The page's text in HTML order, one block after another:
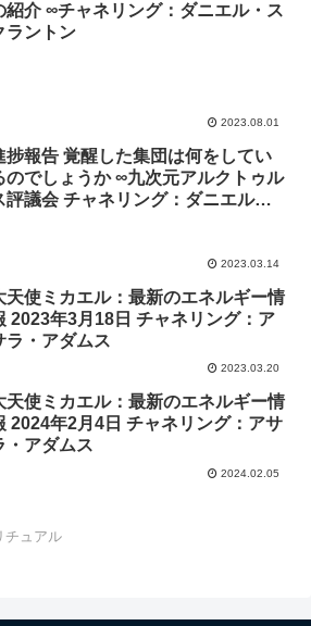
紹介 ∞チャネリング：ダニエル・ス
ラントン
2023.08.01
捗報告 覚醒した集団は何をしてい
のでしょうか ∞九次元アルクトゥル
評議会 チャネリング：ダニエル・
2023.03.14
天使ミカエル：最新のエネルギー情
2023年3月18日 チャネリング：ア
ラ・アダムス
2023.03.20
天使ミカエル：最新のエネルギー情
2024年2月4日 チャネリング：アサ
・アダムス
2024.02.05
チュアル